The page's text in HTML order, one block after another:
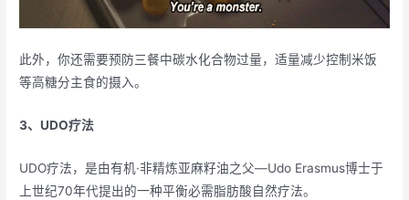
此外，你还需要预防三餐中碳水化合物过量，适量减少控制米饭
等高糖分主食的摄入。
3、UDO疗法
UDO疗法，是由有机·非精炼亚麻籽油之父—Udo Erasmus博士于
上世纪70年代提出的一种平衡必需脂肪酸自然疗法。